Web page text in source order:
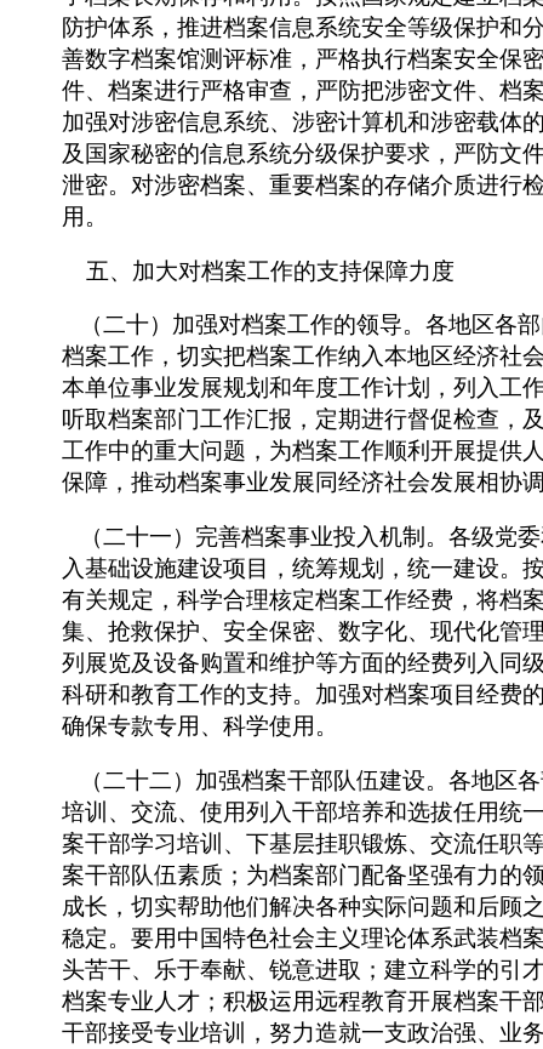
防护体系，推进档案信息系统安全等级保护和
善数字档案馆测评标准，严格执行档案安全保
件、档案进行严格审查，严防把涉密文件、档
加强对涉密信息系统、涉密计算机和涉密载体
及国家秘密的信息系统分级保护要求，严防文
泄密。对涉密档案、重要档案的存储介质进行
用。
五、加大对档案工作的支持保障力度
（二十）加强对档案工作的领导。各地区各
档案工作，切实把档案工作纳入本地区经济社
本单位事业发展规划和年度工作计划，列入工
听取档案部门工作汇报，定期进行督促检查，
工作中的重大问题，为档案工作顺利开展提供
保障，推动档案事业发展同经济社会发展相协
（二十一）完善档案事业投入机制。各级党
入基础设施建设项目，统筹规划，统一建设。
有关规定，科学合理核定档案工作经费，将档
集、抢救保护、安全保密、数字化、现代化管
列展览及设备购置和维护等方面的经费列入同
科研和教育工作的支持。加强对档案项目经费
确保专款专用、科学使用。
（二十二）加强档案干部队伍建设。各地区
培训、交流、使用列入干部培养和选拔任用统
案干部学习培训、下基层挂职锻炼、交流任职
案干部队伍素质；为档案部门配备坚强有力的
成长，切实帮助他们解决各种实际问题和后顾
稳定。要用中国特色社会主义理论体系武装档
头苦干、乐于奉献、锐意进取；建立科学的引
档案专业人才；积极运用远程教育开展档案干
干部接受专业培训，努力造就一支政治强、业